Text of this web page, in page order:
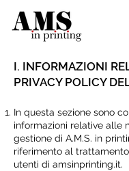
I. INFORMAZIONI
PRIVACY POLICY
In questa sezione sono
informazioni relative alle
gestione di A.M.S. in
riferimento al
utenti di amsinprinting.it.